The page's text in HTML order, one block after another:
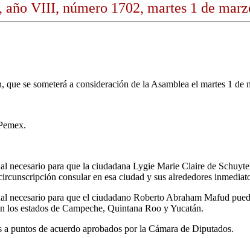
año VIII, número 1702, martes 1 de
se someterá a consideración de la Asamblea el martes 1 de
para que la ciudadana Lygie Marie Claire de
consular en esa ciudad y sus alrededores
para que el ciudadano Roberto Abraham Mafud
estados de Campeche, Quintana Roo y Yucatán.
puntos de acuerdo aprobados por la Cámara de Diputados.